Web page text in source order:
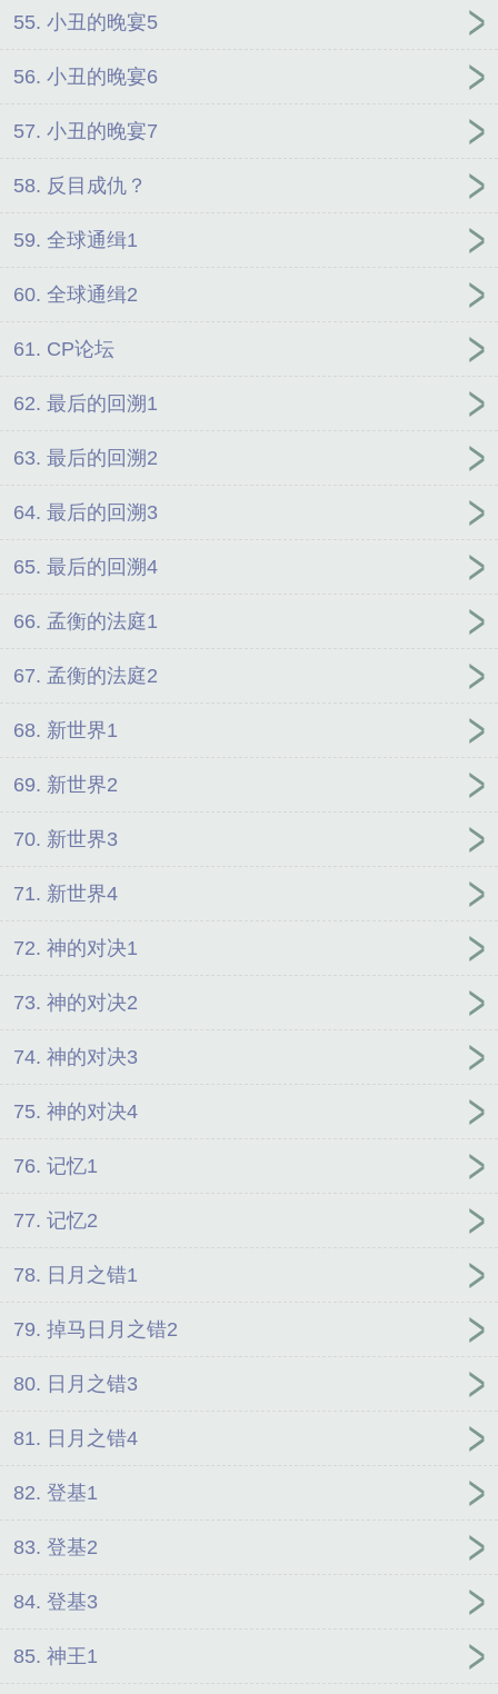
55. 小丑的晚宴5
56. 小丑的晚宴6
57. 小丑的晚宴7
58. 反目成仇？
59. 全球通缉1
60. 全球通缉2
61. CP论坛
62. 最后的回溯1
63. 最后的回溯2
64. 最后的回溯3
65. 最后的回溯4
66. 孟衡的法庭1
67. 孟衡的法庭2
68. 新世界1
69. 新世界2
70. 新世界3
71. 新世界4
72. 神的对决1
73. 神的对决2
74. 神的对决3
75. 神的对决4
76. 记忆1
77. 记忆2
78. 日月之错1
79. 掉马日月之错2
80. 日月之错3
81. 日月之错4
82. 登基1
83. 登基2
84. 登基3
85. 神王1